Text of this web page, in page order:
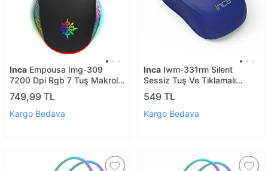
Inca Empousa Img-309
7200 Dpi Rgb 7 Tuş Makrolu
Gaming Oyuncu Mouse Img-
309
749,99 TL
Kargo Bedava
Inca Iwm-331rm Silent
Sessiz Tuş Ve Tıklamalı
Kablosuz Mouse
549 TL
Kargo Bedava